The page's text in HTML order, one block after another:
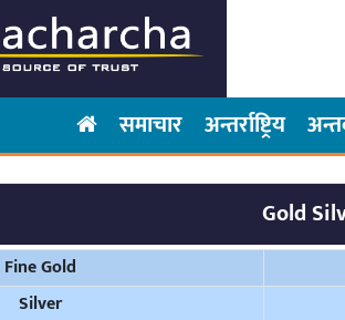
समाचार अन्तर्राष्ट्रिय
Gold
Fine Gold
Silver